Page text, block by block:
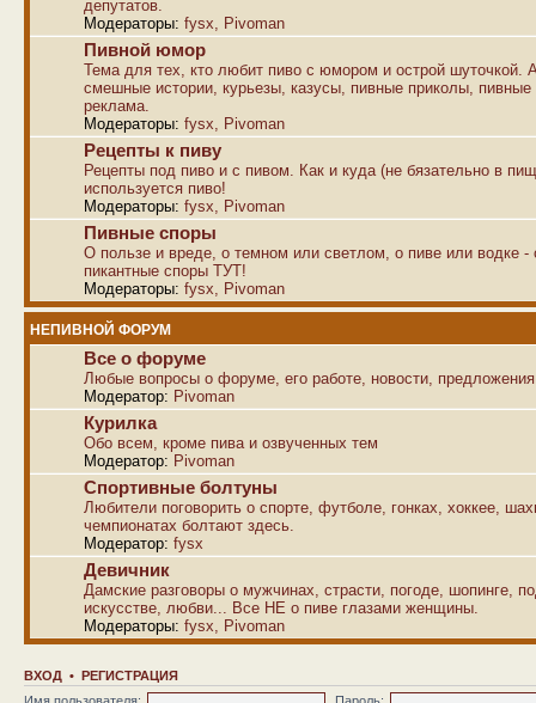
депутатов.
Модераторы: fysx Pivoman
Пивной юмор
Тема для тех, кто любит пиво с юмором и острой шуточкой.
смешные истории, курьезы, казусы, пивные приколы,
реклама.
Модераторы: fysx Pivoman
Рецепты к пиву
Рецепты под пиво и с пивом. Как и куда (не бязательно в
используется пиво!
Модераторы: fysx Pivoman
Пивные споры
О пользе и вреде, о темном или светлом, о пиве или водке -
пикантные споры ТУТ!
Модераторы: fysx Pivoman
НЕПИВНОЙ ФОРУМ
Все о форуме
Любые вопросы о форуме, его работе, новости,
Модератор: Pivoman
Курилка
Обо всем, кроме пива и озвученных тем
Модератор: Pivoman
Спортивные болтуны
Любители поговорить о спорте, футболе, гонках, хоккее,
чемпионатах болтают здесь.
Модератор: fysx
Девичник
Дамские разговоры о мужчинах, страсти, погоде, шопинге,
искусстве, любви... Все НЕ о пиве глазами женщины.
Модераторы: fysx Pivoman
ВХОД • РЕГИСТРАЦИЯ